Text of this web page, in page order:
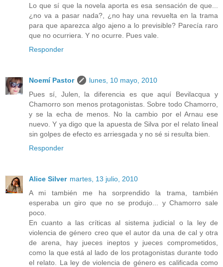
Lo que sí que la novela aporta es esa sensación de que...
¿no va a pasar nada?, ¿no hay una revuelta en la trama
para que aparezca algo ajeno a lo previsible? Parecía raro
que no ocurriera. Y no ocurre. Pues vale.
Responder
Noemí Pastor
lunes, 10 mayo, 2010
Pues sí, Julen, la diferencia es que aquí Bevilacqua y
Chamorro son menos protagonistas. Sobre todo Chamorro,
y se la echa de menos. No la cambio por el Arnau ese
nuevo. Y ya digo que la apuesta de Silva por el relato lineal
sin golpes de efecto es arriesgada y no sé si resulta bien.
Responder
Alice Silver martes, 13 julio, 2010
A mi también me ha sorprendido la trama, también
esperaba un giro que no se produjo... y Chamorro sale
poco.
En cuanto a las críticas al sistema judicial o la ley de
violencia de género creo que el autor da una de cal y otra
de arena, hay jueces ineptos y jueces comprometidos,
como la que está al lado de los protagonistas durante todo
el relato. La ley de violencia de género es calificada como